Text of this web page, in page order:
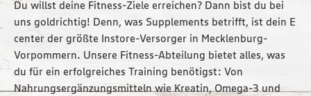
Du willst deine Fitness-Ziele erreichen? Dann bist du bei
uns goldrichtig! Denn, was Supplements betrifft, ist dein E
center der größte Instore-Versorger in Mecklenburg-
Vorpommern. Unsere Fitness-Abteilung bietet alles, was
du für ein erfolgreiches Training benötigst: Von
Nahrungsergänzungsmitteln wie Kreatin, Omega-3 und